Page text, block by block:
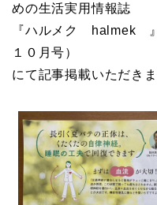
めの生活実用情報誌
『ハルメク halmek
１０月号）
にて記事掲載いただき